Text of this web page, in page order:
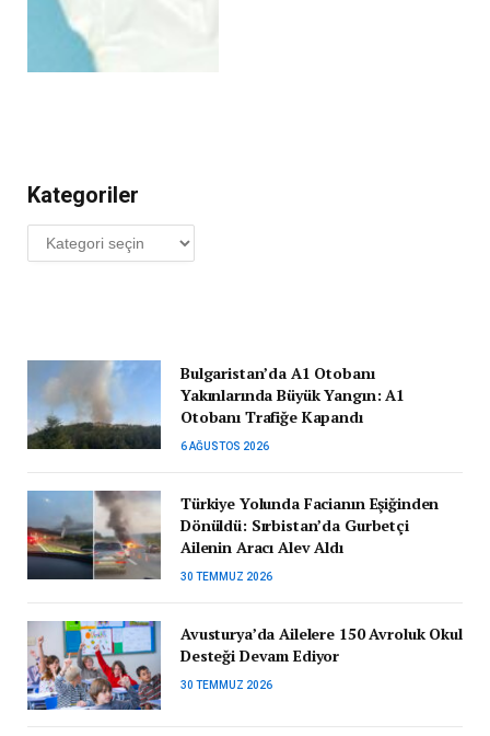
Kategoriler
Kategoriler
Bulgaristan’da A1 Otobanı
Yakınlarında Büyük Yangın: A1
Otobanı Trafiğe Kapandı
6 AĞUSTOS 2026
Türkiye Yolunda Facianın Eşiğinden
Dönüldü: Sırbistan’da Gurbetçi
Ailenin Aracı Alev Aldı
30 TEMMUZ 2026
Avusturya’da Ailelere 150 Avroluk Okul
Desteği Devam Ediyor
30 TEMMUZ 2026